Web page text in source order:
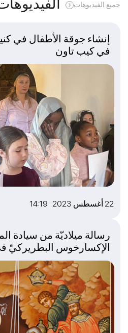
جميع الفيديوهات
22 أغسطس 2023 14:19
إنشاء جوقة الأطفال في
في كيب تاون
رسالة ميلاديّة من سيادة
الإكسارخوس البطريركيّ